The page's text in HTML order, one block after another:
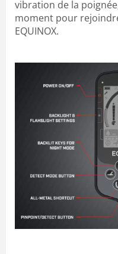
vibration de la
moment pour
EQUINOX.